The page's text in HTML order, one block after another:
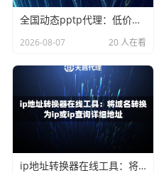
自动化脚本：使用Python
供的API接口，批量、自
URL，检查返回的页面标
SEO工具平台：
可以直接在工具后台设置
取等操作。
第四步：执行检测并分析数据
内容是否正确本地化：语
全国动态pptp代理：低价混拨节点，适合非重要业务的ip更换
2026-08-07 20 人在看
ip地址转换器在线工具：将域名转换为ip或ip查询详细地址